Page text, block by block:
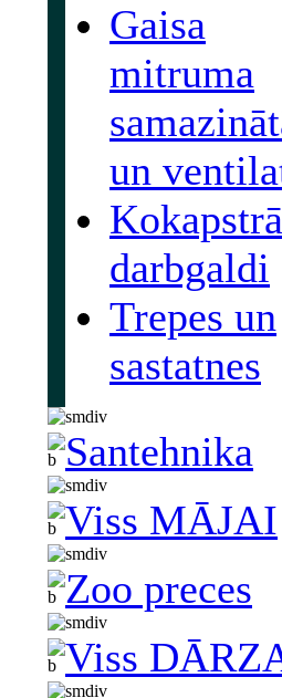
Gaisa
mitruma
un
darbgaldi
Trepes un
sastatnes
Santehnika
Viss MĀJAI
Zoo preces
Viss